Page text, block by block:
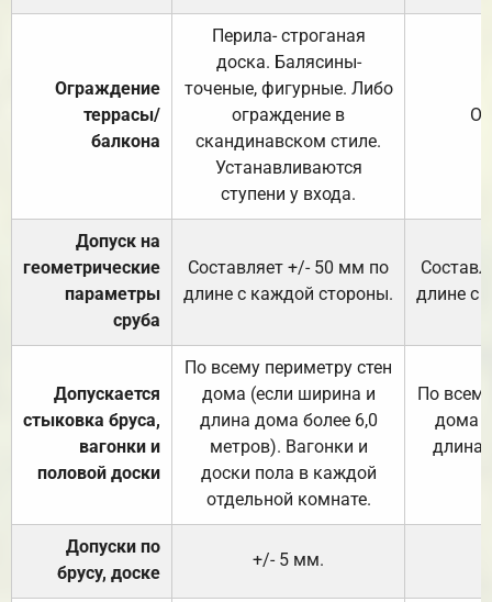
Ограждение
террасы/
балкона
Перила- строганая
доска. Балясины-
точеные, фигурные. Либо
ограждение в
скандинавском стиле.
Устанавливаются
ступени у входа.
Допуск на
геометрические
параметры
сруба
Составляет +/- 50 мм по
длине с каждой стороны.
длине с
Допускается
стыковка бруса,
вагонки и
половой доски
По всему периметру стен
дома (если ширина и
длина дома более 6,0
метров). Вагонки и
доски пола в каждой
отдельной комнате.
По
дома
длина
Допуски по
брусу, доске
+/- 5 мм.